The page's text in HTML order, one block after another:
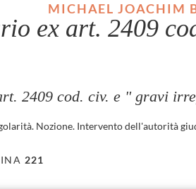
MICHAEL JOACHIM
ex art. 2409
2409 cod. civ. e " gravi
Nozione. Intervento dell'autorità
221